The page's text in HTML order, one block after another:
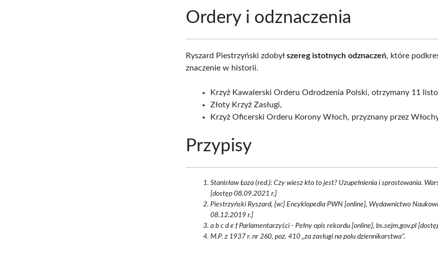
Ordery i odznaczenia
Ryszard Piestrzyński zdobyłszereg istotnych odznaczeń, które
znaczenie w historii.
Krzyż Kawalerski Orderu Odrodzenia Polski, otrzymany 11
Złoty Krzyż Zasługi,
Krzyż Oficerski Orderu Korony Włoch, przyznany przez
Przypisy
Stanisław Łoza (red.): Czy wiesz kto to jest? Uzupełnienia i sprostowania.
[dostęp 08.09.2021 r.]
Piestrzyński Ryszard, [w:] Encyklopedia PWN [online], Wydawnictwo
08.12.2019 r.]
a b c d e f Parlamentarzyści - Pełny opis rekordu [online], bs.sejm.gov.pl
M.P. z 1937 r. nr 260, poz. 410 „za zasługi na polu dziennikarstwa”.